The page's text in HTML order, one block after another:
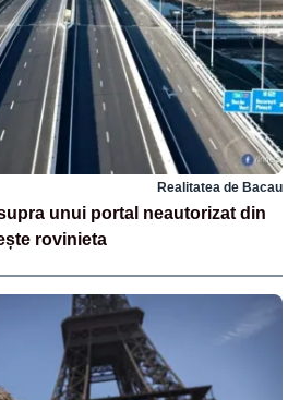
Realitatea de Bacau
unui portal neautorizat din
rovinieta